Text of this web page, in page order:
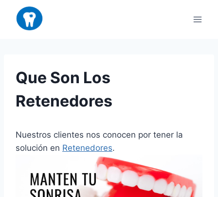
Saltar
contenido
Que Son Los
Retenedores
Nuestros clientes nos conocen por tener la
solución en Retenedores.